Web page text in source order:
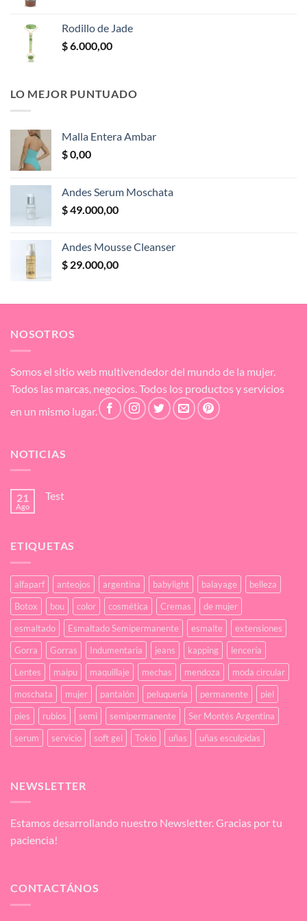
Rodillo de Jade
$6.000,00
LO MEJOR PUNTUADO
Malla Entera Ambar
$0,00
Andes Serum Moschata
$49.000,00
Andes Mousse Cleanser
$ 29.000,00
NOSOTROS
Somos el sitio web multivendedor del mundo de la mujer.
Todos las marcas, negocios. Todos los productos y servicios
en un mismo lugar.
NOTICIAS
21
Ago
Test
Test
ETIQUETAS
alfaparf anteojos argentina babylight balayage
belleza
Botox
bou color cosmética Cremas
de mujer
esmaltado
Esmaltado Semipermanente esmalte
extensiones
Gorra
Gorras Indumentaria jeans kapping
lencería
Lentes
maipu maquillaje mechas mendoza
moda circular
moschata
mujer pantalón peluquería permanente
piel
pies
rubios semi semipermanente
Ser Montés Argentina
serum
servicio soft gel Tokio uñas uñas esculpidas
NEWSLETTER
Estamos desarrollando nuestro Newsletter. Gracias por tu
paciencia!
CONTACTÁNOS